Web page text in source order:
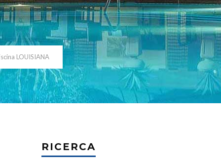
LOUISIANA
RICERCA